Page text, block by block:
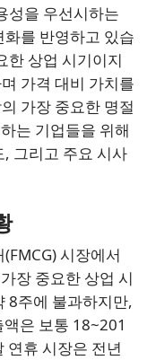
성을 우선시하는
를 반영하고 있습
한 상업 시기이지
가격 대비 가치를
가장 중요한 명절
는 기업들을 위해
그리고 주요 시사
시장에서
장 중요한 상업 시
8주에 불과하지만,
은 보통 18~201
연휴 시장은 전년